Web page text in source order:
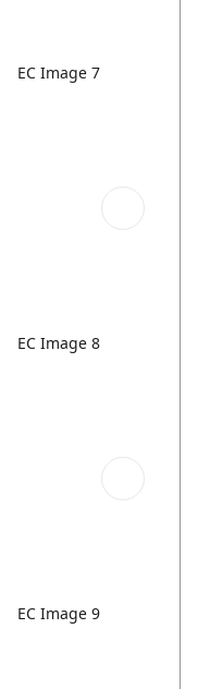
EC Image 7
EC Image 8
EC Image 9